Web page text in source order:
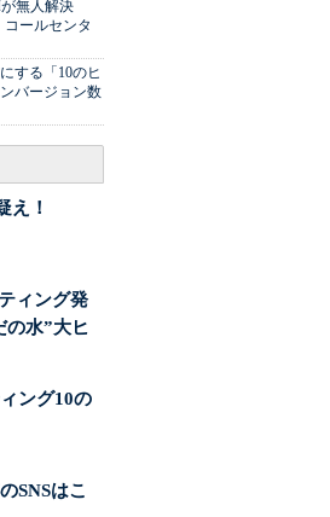
が無人解決
ールセンタ
する「10のヒ
バージョン数
え！
ィング発
水”大ヒ
ング10の
SNSはこ